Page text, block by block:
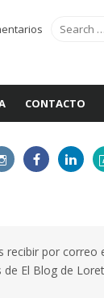
Search
for:
CONTACTO
recibir por correo
de El Blog de